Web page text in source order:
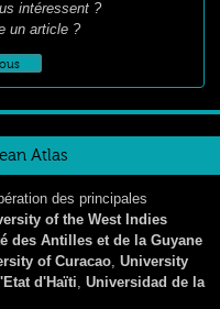
intéressent ?
un article ?
Atlas
des principales
of the West Indies
des Antilles et de la Guyane
of Curacao, University
d'Haïti, Universidad de la